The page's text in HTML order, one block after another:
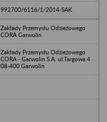
992700/6116/1/2014-SAK
Zakłady Przemysłu Odzieżowego
CORA Garwolin
Zakłady Przemysłu Odzieżowego
CORA - Garwolin S.A. ul.Targowa 4
08-400 Garwolin